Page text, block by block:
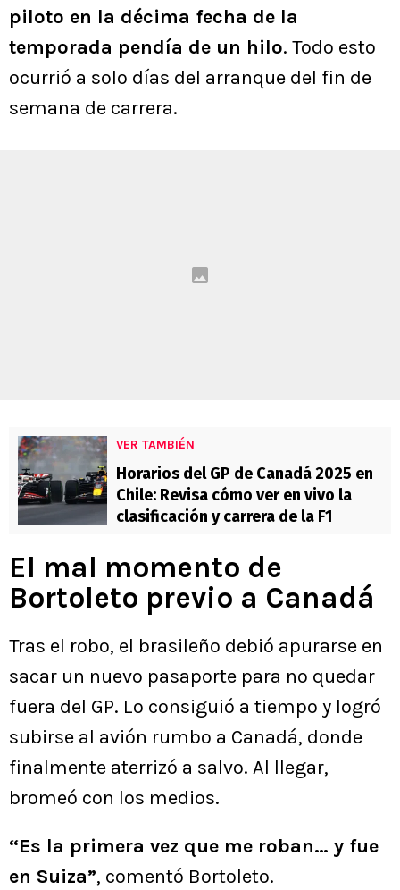
piloto en la décima fecha de la
temporada pendía de un hilo. Todo esto
ocurrió a solo días del arranque del fin de
semana de carrera.
VER TAMBIÉN
Horarios del GP de Canadá 2025 en
Chile: Revisa cómo ver en vivo la
clasificación y carrera de la F1
El mal momento de
Bortoleto previo a Canadá
Tras el robo, el brasileño debió apurarse en
sacar un nuevo pasaporte para no quedar
fuera del GP. Lo consiguió a tiempo y logró
subirse al avión rumbo a Canadá, donde
finalmente aterrizó a salvo. Al llegar,
bromeó con los medios.
“Es la primera vez que me roban… y fue
en Suiza”, comentó Bortoleto.